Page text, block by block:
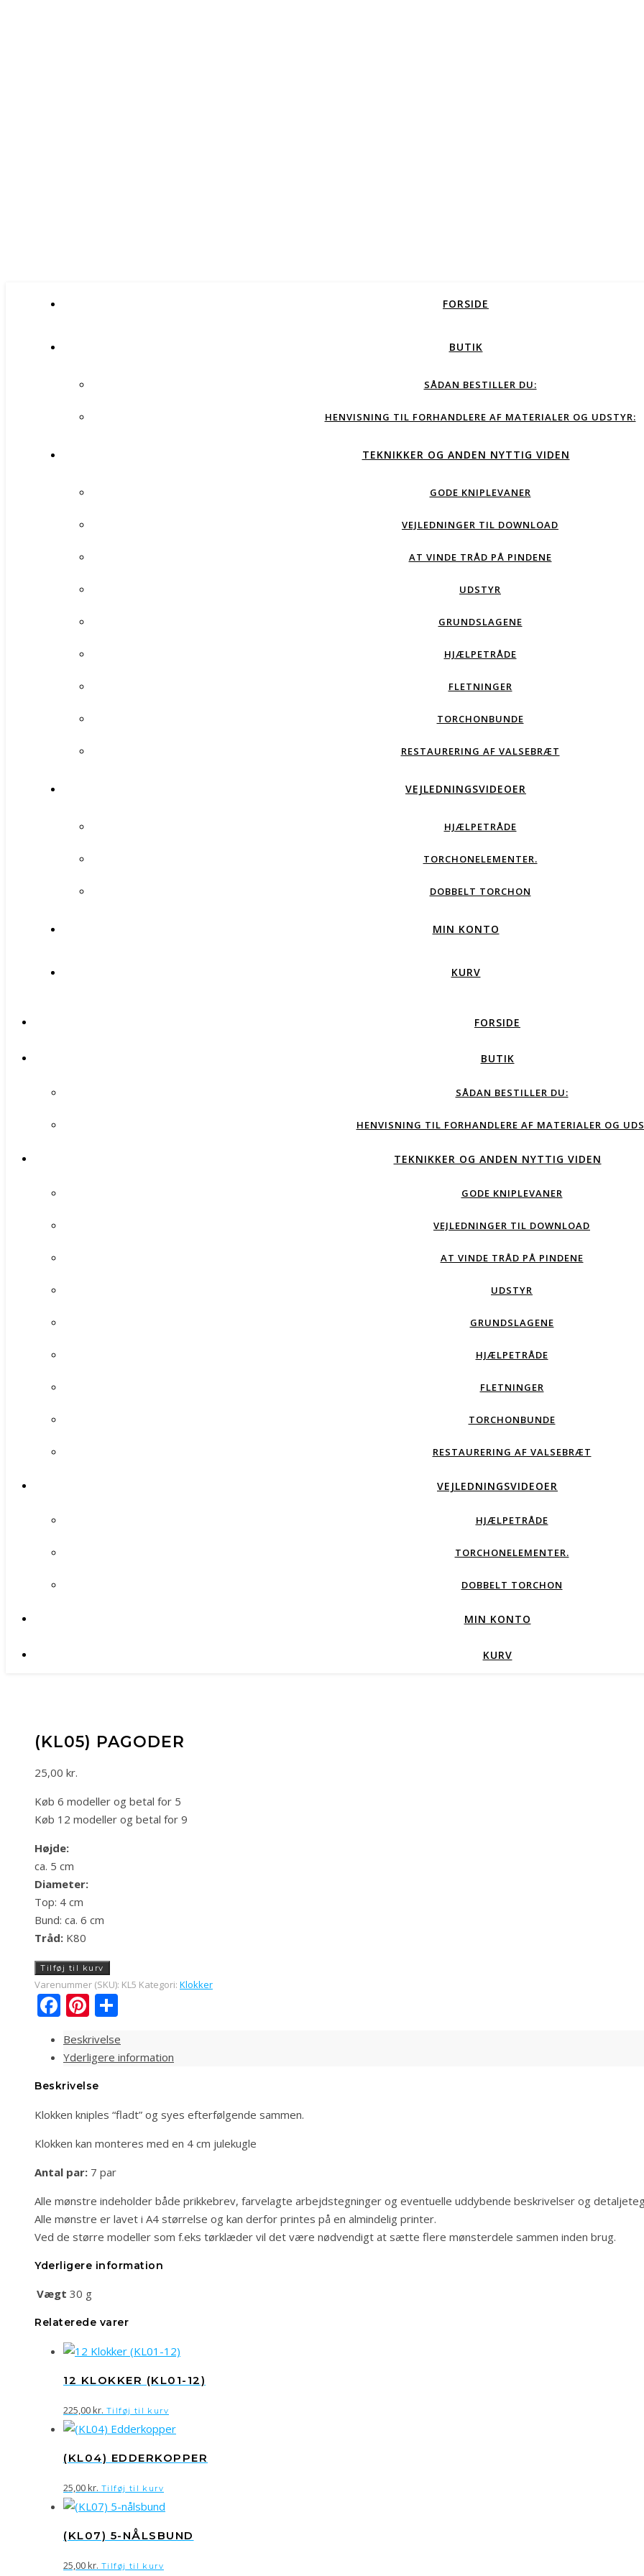
FORSIDE
BUTIK
SÅDAN BESTILLER DU:
HENVISNING TIL FORHANDLERE AF MATERIALER OG UDSTYR:
TEKNIKKER OG ANDEN NYTTIG VIDEN
GODE KNIPLEVANER
VEJLEDNINGER TIL DOWNLOAD
AT VINDE TRÅD PÅ PINDENE
UDSTYR
GRUNDSLAGENE
HJÆLPETRÅDE
FLETNINGER
TORCHONBUNDE
RESTAURERING AF VALSEBRÆT
VEJLEDNINGSVIDEOER
HJÆLPETRÅDE
TORCHONELEMENTER.
DOBBELT TORCHON
MIN KONTO
KURV
FORSIDE
BUTIK
SÅDAN BESTILLER DU:
HENVISNING TIL FORHANDLERE AF MATERIALER OG
TEKNIKKER OG ANDEN NYTTIG VIDEN
GODE KNIPLEVANER
VEJLEDNINGER TIL DOWNLOAD
AT VINDE TRÅD PÅ PINDENE
UDSTYR
GRUNDSLAGENE
HJÆLPETRÅDE
FLETNINGER
TORCHONBUNDE
RESTAURERING AF VALSEBRÆT
VEJLEDNINGSVIDEOER
HJÆLPETRÅDE
TORCHONELEMENTER.
DOBBELT TORCHON
MIN KONTO
KURV
(KL05) PAGODER
25,00 kr.
Køb 6 modeller og betal for 5
Køb 12 modeller og betal for 9
Højde:
ca. 5 cm
Diameter:
Top: 4 cm
Bund: ca. 6 cm
Tråd: K80
(KL05)
Pagoder
antal
Tilføj til kurv
Varenummer (SKU): KL5 Kategori: Klokker
Facebook
Pinterest
Beskrivelse
Yderligere information
Beskrivelse
Klokken kniples “fladt” og syes efterfølgende sammen.
Klokken kan monteres med en 4 cm julekugle
Antal par: 7 par
Alle mønstre indeholder både prikkebrev, farvelagte arbejdstegninger og eventuelle uddybende beskrivelser og
Alle mønstre er lavet i A4 størrelse og kan derfor printes på en almindelig printer.
Ved de større modeller som f.eks tørklæder vil det være nødvendigt at sætte flere mønsterdele sammen inden brug.
Yderligere information
Vægt 30 g
Relaterede varer
12 KLOKKER (KL01-12)
225,00kr. Tilføj til kurv
(KL04) EDDERKOPPER
25,00kr. Tilføj til kurv
(KL07) 5-NÅLSBUND
25,00kr. Tilføj til kurv